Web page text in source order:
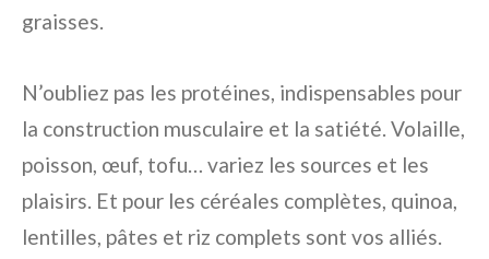
graisses.
N’oubliez pas les protéines, indispensables pour
la construction musculaire et la satiété. Volaille,
poisson, œuf, tofu… variez les sources et les
plaisirs. Et pour les céréales complètes, quinoa,
lentilles, pâtes et riz complets sont vos alliés.